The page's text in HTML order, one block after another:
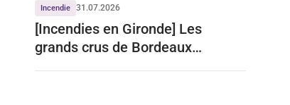
Incendie 31.07.2026
[Incendies en Gironde] Les
grands crus de Bordeaux